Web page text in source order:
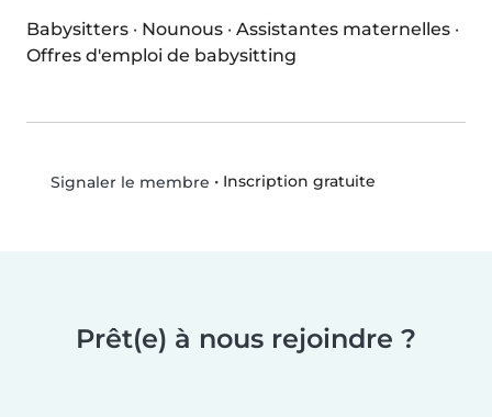
Babysitters · Nounous · Assistantes maternelles ·
Offres d'emploi de babysitting
Signaler le membre • Inscription gratuite
Prêt(e) à nous rejoindre ?